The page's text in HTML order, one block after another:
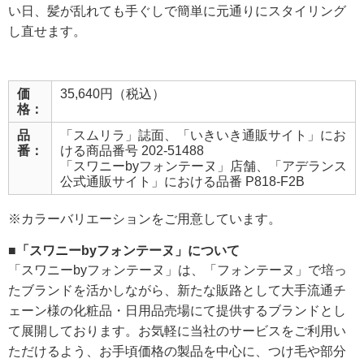
い日、髪が乱れても手ぐしで簡単に元通りにスタイリング
し直せます。
価
格：
35,640円（税込）
品
番：
「スムリラ」誌面、「いきいき通販サイト」にお
ける商品番号 202-51488
「スワニーbyフォンテーヌ」店舗、「アデランス
公式通販サイト」における品番 P818-F2B
※カラーバリエーションをご用意しています。
■「スワニーbyフォンテーヌ」について
「スワニーbyフォンテーヌ」は、「フォンテーヌ」で培っ
たブランドを活かしながら、新たな販路として大手流通チ
ェーン様の化粧品・日用品売場にて提供するブランドとし
て展開しております。お気軽に当社のサービスをご利用い
ただけるよう、お手頃価格の製品を中心に、つけ毛や部分